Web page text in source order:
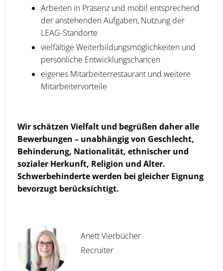
Arbeiten in Präsenz und mobil entsprechend
der anstehenden Aufgaben, Nutzung der
LEAG-Standorte
vielfältige Weiterbildungsmöglichkeiten und
persönliche Entwicklungschancen
eigenes Mitarbeiterrestaurant und weitere
Mitarbeitervorteile
Wir schätzen Vielfalt und begrüßen daher alle
Bewerbungen – unabhängig von Geschlecht,
Behinderung, Nationalität, ethnischer und
sozialer Herkunft, Religion und Alter.
Schwerbehinderte werden bei gleicher Eignung
bevorzugt berücksichtigt.
Anett Vierbücher
Recruiter